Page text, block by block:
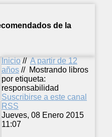
de la
Inicio // A partir de 12
años // Mostrando libros
por etiqueta:
responsabilidad
Suscribirse a este canal
RSS
Jueves, 08 Enero 2015
11:07